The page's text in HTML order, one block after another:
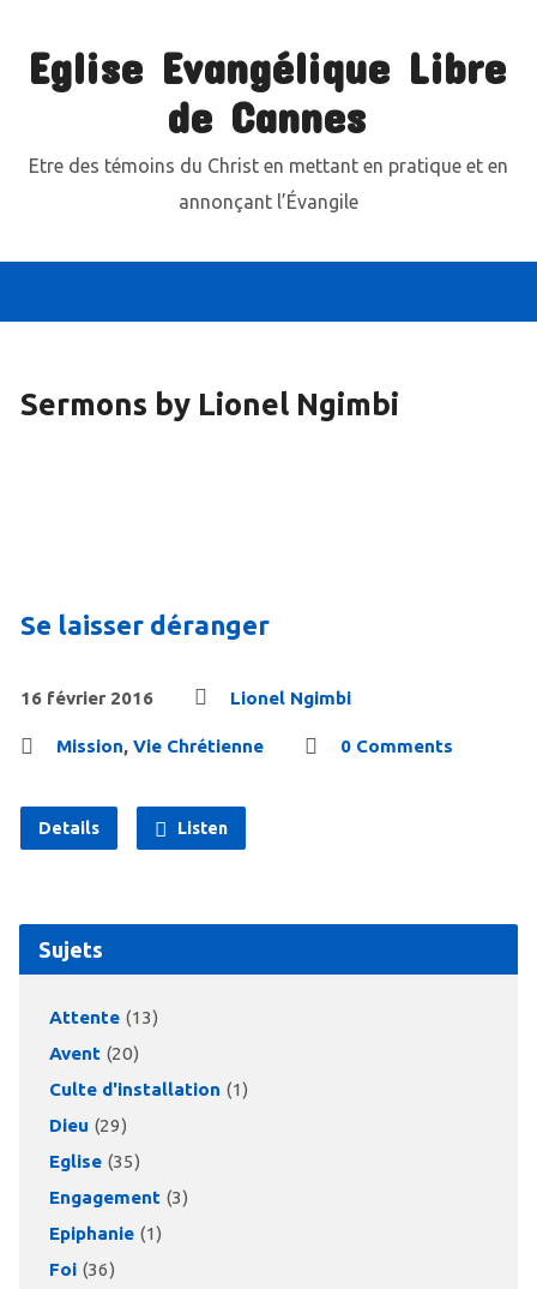
Eglise Evangélique Libre
de Cannes
Etre des témoins du Christ en mettant en pratique et en
annonçant l’Évangile
Sermons by Lionel Ngimbi
Se laisser déranger
16 février 2016 Lionel Ngimbi
Mission, Vie Chrétienne 0 Comments
Details Listen
Sujets
Attente(13)
Avent(20)
Culte d'installation (1)
Dieu (29)
Eglise(35)
Engagement(3)
Epiphanie(1)
Foi(36)